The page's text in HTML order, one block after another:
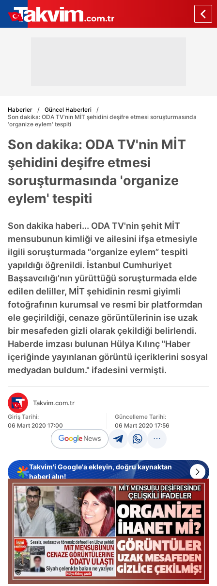
Haberler
Güncel Haberleri
Son dakika: ODA TV'nin MİT şehidini deşifre etmesi soruşturmasında
'organize eylem' tespiti
Son dakika: ODA TV'nin MİT
şehidini deşifre etmesi
soruşturmasında 'organize
eylem' tespiti
Son dakika haberi... ODA TV'nin şehit MİT
mensubunun kimliği ve ailesini ifşa etmesiyle
ilgili soruşturmada “organize eylem” tespiti
yapıldığı öğrenildi. İstanbul Cumhuriyet
Başsavcılığı’nın yürüttüğü soruşturmada elde
edilen deliller, MİT şehidinin resmi giyimli
fotoğrafının kurumsal ve resmi bir platformdan
ele geçirildiği, cenaze görüntülerinin ise uzak
bir mesafeden gizli olarak çekildiği belirlendi.
Haberde imzası bulunan Hülya Kılınç "Haber
içeriğinde yayınlanan görüntü içeriklerini sosyal
medyadan buldum." ifadesini vermişti.
Takvim.com.tr
Giriş Tarihi:
06 Mart 2020 17:00
Güncelleme Tarihi:
06 Mart 2020 17:56
Takvim'i Google'a ekleyin, doğru kaynaktan
haberi alın!